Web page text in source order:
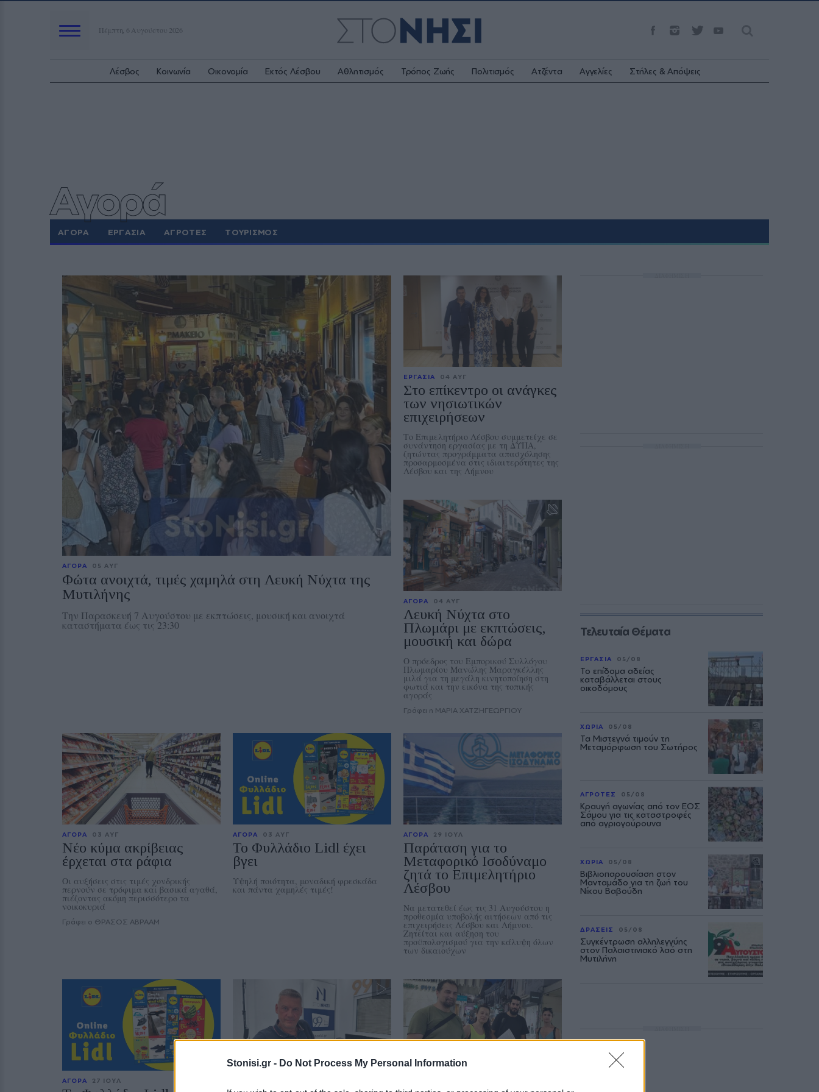
Stonisi.gr - Do Not Process My Personal Information
Πέμπτη, 6 Αυγούστου 2026
Λέσβος Κοινωνία Οικονομία Εκτός Λέσβου Αθλητισμός Τρόπος Ζωής Πολιτισμός Ατζέντα Αγγελίες Στήλες & Απόψεις
Αγορά
ΑΓΟΡΑ ΕΡΓΑΣΙΑ ΑΓΡΟΤΕΣ ΤΟΥΡΙΣΜΟΣ
ΑΓΟΡΑ 05 ΑΥΓ
Φώτα ανοιχτά, τιμές χαμηλά στη Λευκή Νύχτα της
Μυτιλήνης
Την Παρασκευή 7 Αυγούστου με εκπτώσεις, μουσική και ανοιχτά
καταστήματα έως τις 23:30
ΕΡΓΑΣΙΑ 04 ΑΥΓ
Στο επίκεντρο οι ανάγκες
των νησιωτικών
επιχειρήσεων
Το Επιμελητήριο Λέσβου συμμετείχε σε
συνάντηση εργασίας με τη ΔΥΠΑ,
ζητώντας προγράμματα απασχόλησης
προσαρμοσμένα στις ιδιαιτερότητες της
Λέσβου και της Λήμνου
ΑΓΟΡΑ 04 ΑΥΓ
Λευκή Νύχτα στο
Πλωμάρι με εκπτώσεις,
μουσική και δώρα
Ο πρόεδρος του Εμπορικού Συλλόγου
Πλωμαρίου Μανώλης Μαραγκέλλης
μιλά για τη μεγάλη κινητοποίηση στη
φωτιά και την εικόνα της τοπικής
αγοράς
Γράφει η ΜΑΡΙΑ ΧΑΤΖΗΓΕΩΡΓΙΟΥ
ΑΓΟΡΑ 03 ΑΥΓ
Νέο κύμα ακρίβειας
έρχεται στα ράφια
Οι αυξήσεις στις τιμές χονδρικής
περνούν σε τρόφιμα και βασικά αγαθά,
πιέζοντας ακόμη περισσότερο τα
νοικοκυριά
Γράφει ο ΘΡΑΣΟΣ ΑΒΡΑΑΜ
ΑΓΟΡΑ 03 ΑΥΓ
Το Φυλλάδιο Lidl έχει
βγει
Υψηλή ποιότητα, μοναδική φρεσκάδα
και πάντα χαμηλές τιμές!
ΑΓΟΡΑ 29 ΙΟΥΛ
Παράταση για το
Μεταφορικό Ισοδύναμο
ζητά το Επιμελητήριο
Λέσβου
Να μετατεθεί έως τις 31 Αυγούστου η
προθεσμία υποβολής αιτήσεων από τις
επιχειρήσεις Λέσβου και Λήμνου.
Ζητείται και αύξηση του
προϋπολογισμού για την κάλυψη όλων
των δικαιούχων
ΑΓΟΡΑ 27 ΙΟΥΛ
Τελευταία Θέματα
ΕΡΓΑΣΙΑ 05/08
Το επίδομα αδείας
καταβάλλεται στους
οικοδόμους
ΧΩΡΙΑ 05/08
Τα Μιστεγνά τιμούν τη
Μεταμόρφωση του Σωτήρος
ΑΓΡΟΤΕΣ 05/08
Κραυγή αγωνίας από τον ΕΟΣ
Σάμου για τις καταστροφές
από αγριογούρουνα
ΧΩΡΙΑ 05/08
Βιβλιοπαρουσίαση στον
Μανταμάδο για τη ζωή του
Νίκου Βαβούδη
ΔΡΑΣΕΙΣ 05/08
Συγκέντρωση αλληλεγγύης
στον Παλαιστινιακό λαό στη
Μυτιλήνη